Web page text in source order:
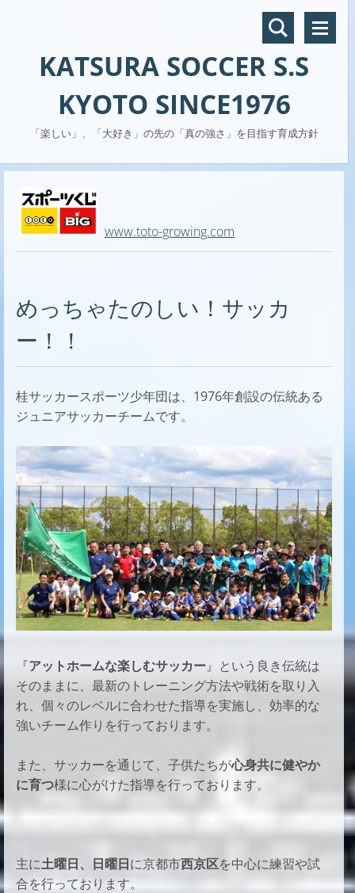
KATSURA SOCCER S.S
KYOTO SINCE1976
「楽しい」、「大好き」の先の「真の強さ」を目指す育成方針
www.toto-growing.com
めっちゃたのしい！サッカ
ー！！
桂サッカースポーツ少年団は、1976年創設の伝統ある
ジュニアサッカーチームです。
『アットホームな楽しむサッカー』という良き伝統は
そのままに、 最新のトレーニング方法や戦術を取り入
れ、 個々のレベルに合わせた指導を実施し、 効率的な
強いチーム作りを行っております。
また、サッカーを通じて、子供たちが心身共に健やか
に育つ様に心がけた指導を行っております。
主に土曜日、日曜日に京都市西京区を中心に練習や試
合を行っております。